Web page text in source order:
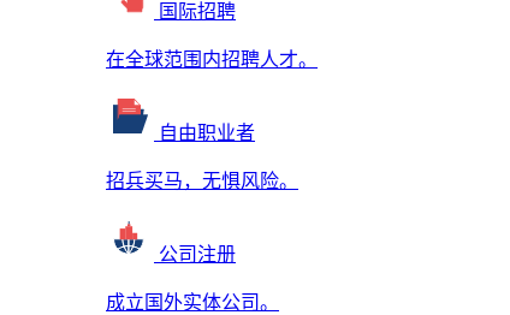
国际招聘
在全球范围内招聘人才。
自由职业者
招兵买马，无惧风险。
公司注册
成立国外实体公司。